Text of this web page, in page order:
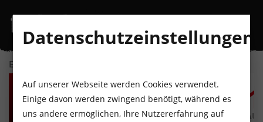
EVENTKALENDER
DO
6
AUGUST
FR
7
AUGUST
SA
8
AUGUST
SO
9
AUGUST
MO
10
AUGUST
Datenschutzeinstellungen
Auf unserer Webseite werden Cookies verwendet.
Einige davon werden zwingend benötigt, während es
uns andere ermöglichen, Ihre Nutzererfahrung auf